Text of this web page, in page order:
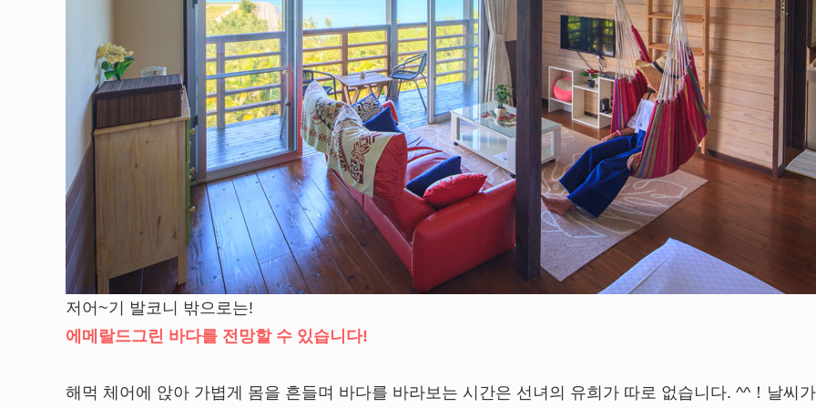
저어~기 발코니 밖으로는!
에메랄드그린 바다를 전망할 수 있습니다!
해먹 체어에 앉아 가볍게 몸을 흔들며 바다를 바라보는 시간은 선녀의 유희가 따로 없습니다. ^^！날씨